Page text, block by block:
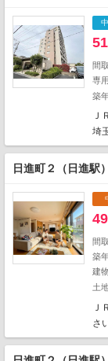
3
3
2
2
5
1 間
専
築
Ｊ
埼
日進町２（日進駅
間
築
建
土
Ｊ
さ